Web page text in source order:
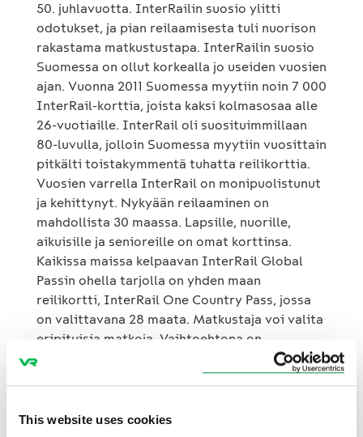
This website uses cookies
50. juhlavuotta. InterRailin suosio ylitti
odotukset, ja pian reilaamisesta tuli nuorison
rakastama matkustustapa. InterRailin suosio
Suomessa on ollut korkealla jo useiden vuosien
ajan. Vuonna 2011 Suomessa myytiin noin 7 000
InterRail-korttia, joista kaksi kolmasosaa alle
26-vuotiaille. InterRail oli suosituimmillaan
80-luvulla, jolloin Suomessa myytiin vuosittain
pitkälti toistakymmentä tuhatta reilikorttia.
Vuosien varrella InterRail on monipuolistunut
ja kehittynyt. Nykyään reilaaminen on
mahdollista 30 maassa. Lapsille, nuorille,
aikuisille ja senioreille on omat korttinsa.
Kaikissa maissa kelpaavan InterRail Global
Passin ohella tarjolla on yhden maan
reilikortti, InterRail One Country Pass, jossa
on valittavana 28 maata. Matkustaja voi valita
eripituisia matkoja. Vaihtoehtona on
kuukauden, 22 päivän, 15 päivän, 5/10 tai 10/22
päivän kortit. 5/10 päivän kortilla voi
10 päivän sisällä ja 10/22 päivän kortilla 10